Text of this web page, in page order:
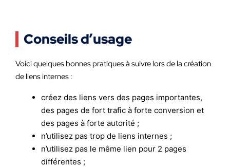
Conseils d’usage
Voici quelques bonnes pratiques à suivre lors de la création
de liens internes :
créez des liens vers des pages importantes,
des pages de fort trafic à forte conversion et
des pages à forte autorité ;
n’utilisez pas trop de liens internes ;
n’utilisez pas le même lien pour 2 pages
différentes ;